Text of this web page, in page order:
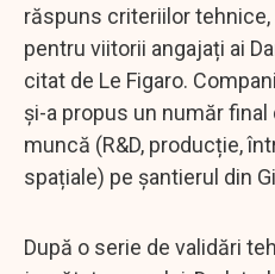
răspuns criteriilor
pentru viitorii angajați ai
citat de Le Figaro.
și-a propus un număr final
muncă (R&D, producție,
spațiale) pe șantierul din
După o serie de validări